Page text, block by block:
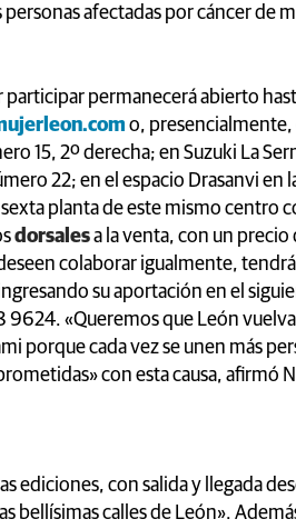
afectadas por cáncer de
participar permanecerá abierto
o, presencialmente,
15, 2º derecha; en Suzuki La
22; en el espacio Drasanvi en
planta de este mismo centro
dorsalesa la venta, con un precio
colaborar igualmente,
su aportación en el
«Queremos que León vuelva
porque cada vez se unen más
con esta causa, afirmó
ediciones, con salida y llegada
bellísimas calles de León».